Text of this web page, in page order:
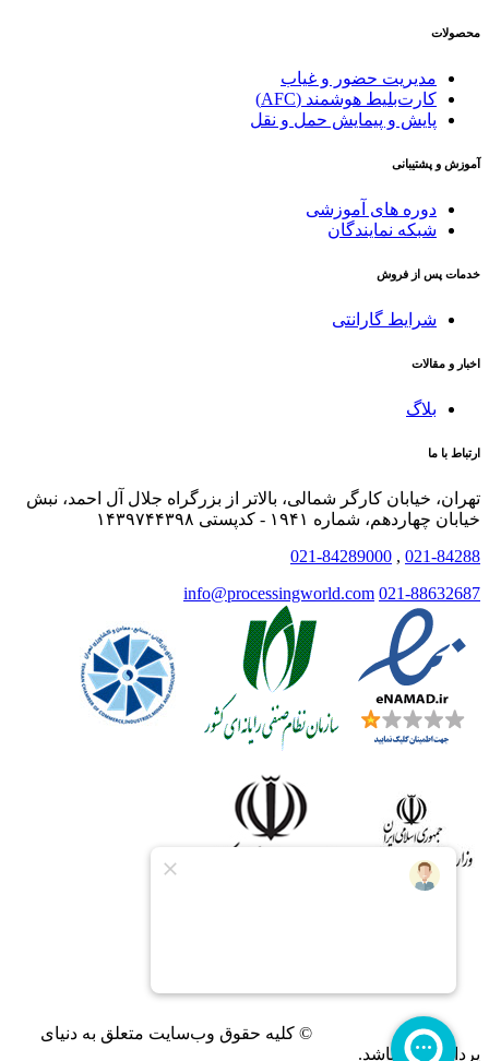
محصولات
مدیریت حضور و غیاب
کارت‌بلیط هوشمند (AFC)
پایش و پیمایش حمل و نقل
آموزش و پشتیبانی
دوره های آموزشی
شبکه نمایندگان
خدمات پس از فروش
شرایط گارانتی
اخبار و مقالات
بلاگ
ارتباط با ما
تهران، خیابان کارگر شمالی، بالاتر از بزرگراه جلال آل احمد، نبش
خیابان چهاردهم، شماره ۱۹۴۱ - کدپستی ۱۴۳۹۷۴۴۳۹۸
021-84288
,
021-84289000
021-88632687
info@processingworld.com
© کلیه حقوق وب‌سایت متعلق به دنیای
پردازش می‌باشد.